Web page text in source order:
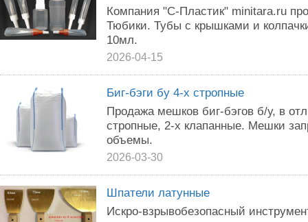
Компания "С-Пластик" minitara.ru
Тюбики. Тубы с крышками и
10мл.
2026-04-15
Биг-бэги бу 4-х стропные
Продажа мешков биг-бэгов б/у, в
стропные, 2-х клапанные. Мешки
объемы.
2026-03-30
Шпатели латунные
Искро-взрывобезопасный